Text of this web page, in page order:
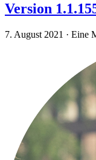
Version
7. August 2021 · Eine